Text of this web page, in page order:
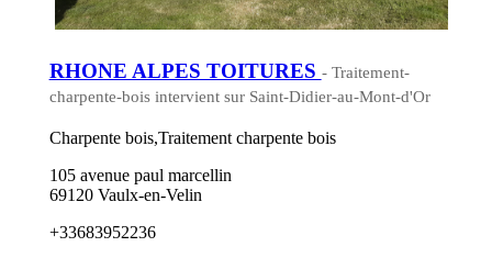
RHONE ALPES TOITURES - Traitement-
charpente-bois intervient sur Saint-Didier-au-Mont-d'Or
Charpente bois,Traitement charpente bois
105 avenue paul marcellin
69120 Vaulx-en-Velin
+33683952236